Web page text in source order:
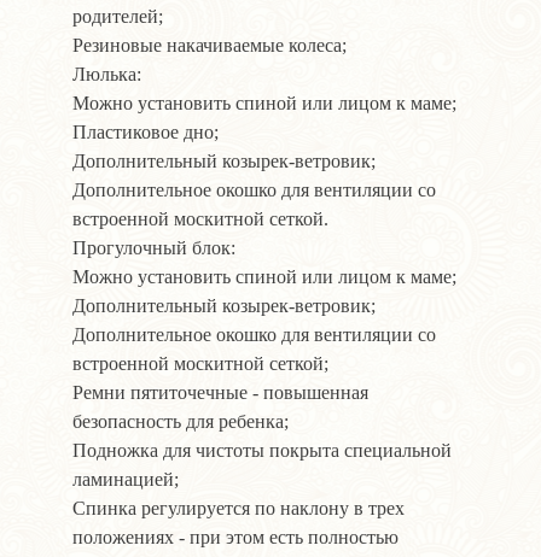
родителей;
Резиновые накачиваемые колеса;
Люлька:
Можно установить спиной или лицом к маме;
Пластиковое дно;
Дополнительный козырек-ветровик;
Дополнительное окошко для вентиляции со
встроенной москитной сеткой.
Прогулочный блок:
Можно установить спиной или лицом к маме;
Дополнительный козырек-ветровик;
Дополнительное окошко для вентиляции со
встроенной москитной сеткой;
Ремни пятиточечные - повышенная
безопасность для ребенка;
Подножка для чистоты покрыта специальной
ламинацией;
Спинка регулируется по наклону в трех
положениях - при этом есть полностью